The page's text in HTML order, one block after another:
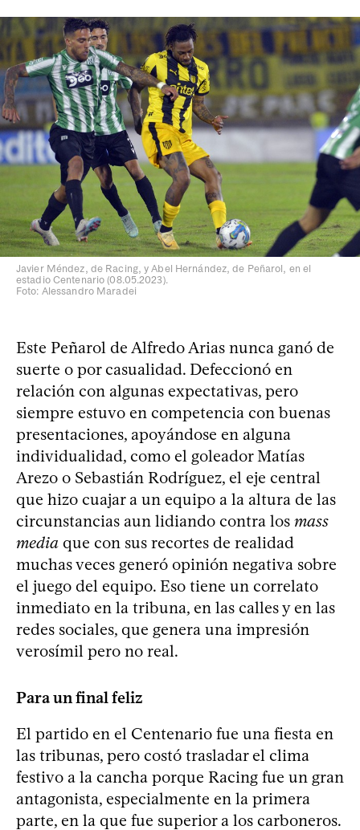
Javier Méndez, de Racing, y Abel Hernández, de Peñarol, en el
estadio Centenario (08.05.2023).
Foto: Alessandro Maradei
Este Peñarol de Alfredo Arias nunca ganó de
suerte o por casualidad. Defeccionó en
relación con algunas expectativas, pero
siempre estuvo en competencia con buenas
presentaciones, apoyándose en alguna
individualidad, como el goleador Matías
Arezo o Sebastián Rodríguez, el eje central
que hizo cuajar a un equipo a la altura de las
circunstancias aun lidiando contra los mass
media que con sus recortes de realidad
muchas veces generó opinión negativa sobre
el juego del equipo. Eso tiene un correlato
inmediato en la tribuna, en las calles y en las
redes sociales, que genera una impresión
verosímil pero no real.
Para un final feliz
El partido en el Centenario fue una fiesta en
las tribunas, pero costó trasladar el clima
festivo a la cancha porque Racing fue un gran
antagonista, especialmente en la primera
parte, en la que fue superior a los carboneros.